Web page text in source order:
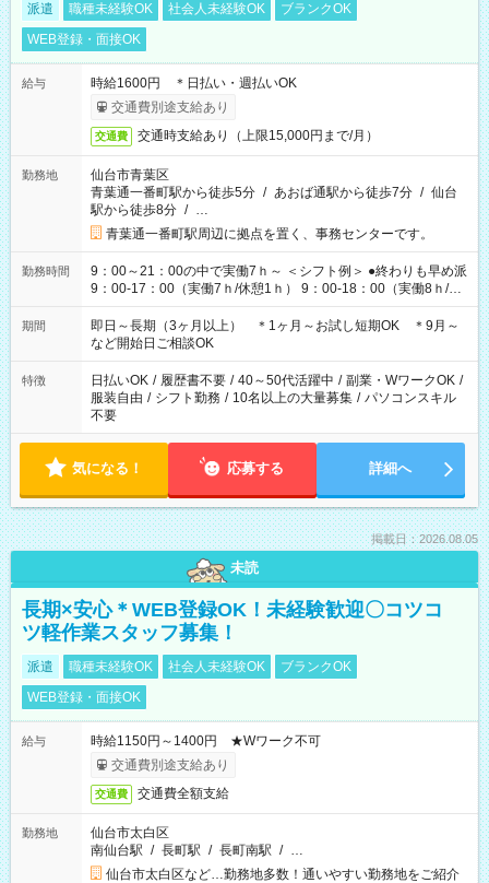
派遣 職種未経験OK 社会人未経験OK
ブランクOK
WEB登録・面接OK
給与
時給1600円 ＊日払い・週払いOK
交通費別途支給あり
交通費 交通時支給あり（上限15,000円まで/月）
勤務地
仙台市青葉区
青葉通一番町駅から徒歩5分 / あおば通駅から徒歩7分 / 仙台
駅から徒歩8分 / …
青葉通一番町駅周辺に拠点を置く、事務センターです。
勤務時間
9：00～21：00の中で実働7ｈ～ ＜シフト例＞ ●終わりも早め派
9：00-17：00（実働7ｈ/休憩1ｈ） 9：00-18：00（実働8ｈ/休
憩1ｈ） 10：00-19：00（実働8ｈ/休憩1ｈ） ●朝ゆっくり派
11：00-20：00（実働8ｈ/休憩1ｈ） 12：00-20：00（実働7ｈ/
休憩1ｈ） 12：00-21：00（実働8ｈ/休憩1ｈ） 13：00-22：
00（実働8ｈ/休憩1ｈ） ＊時間帯固定OK
期間
即日～長期（3ヶ月以上） ＊1ヶ月～お試し短期OK ＊9月～
など開始日ご相談OK
特徴 日払いOK / 履歴書不要 / 40～50代活躍中 / 副業・WワークOK /
服装自由 / シフト勤務 / 10名以上の大量募集 / パソコンスキル
不要
気になる！ 応募する 詳細へ
掲載日：2026.08.05
未読
長期×安心＊WEB登録OK！未経験歓迎〇コツコ
ツ軽作業スタッフ募集！
派遣 職種未経験OK 社会人未経験OK
ブランクOK
WEB登録・面接OK
給与
時給1150円～1400円 ★Wワーク不可
交通費別途支給あり
交通費 交通費全額支給
勤務地
仙台市太白区
南仙台駅 / 長町駅 / 長町南駅 / …
仙台市太白区など…勤務地多数！通いやすい勤務地をご紹介